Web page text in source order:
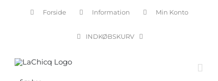
Forside Information Min Konto
INDKØBSKURV